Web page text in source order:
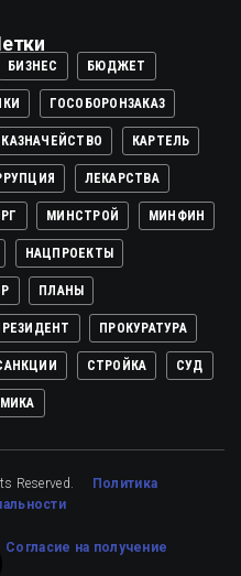
БИЗНЕС БЮДЖЕТ
ГОСОБОРОНЗАКАЗ
КАЗНАЧЕЙСТВО КАРТЕЛЬ
ЛЕКАРСТВА
МИНСТРОЙ МИНФИН
НАЦПРОЕКТЫ
ПЛАНЫ
ПРОКУРАТУРА
СТРОЙКА СУД
Reserved. Политика
Cогласие на получение